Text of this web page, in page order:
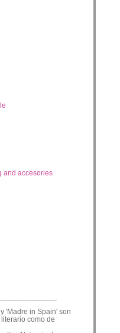
and accesories
'Madre in Spain' son
como de